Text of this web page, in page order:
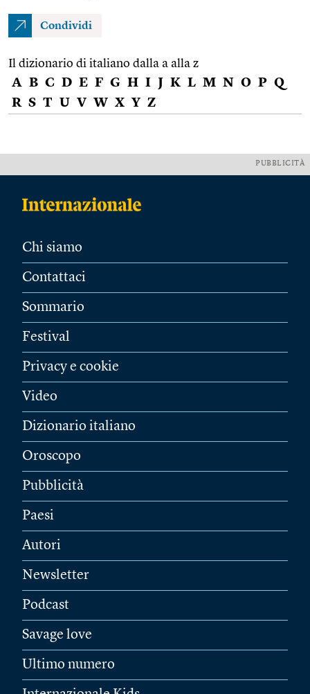
Condividi
Il dizionario di italiano dalla a alla z
A B C D E F G H I J K L M N O P Q
R S T U V W X Y Z
PUBBLICITÀ
Chi siamo
Contattaci
Sommario
Festival
Privacy e cookie
Video
Dizionario italiano
Oroscopo
Pubblicità
Paesi
Autori
Newsletter
Podcast
Savage love
Ultimo numero